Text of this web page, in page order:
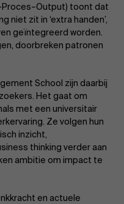
toont dat
niet zit in ‘extra handen’,
geïntegreerd worden.
doorbreken patronen
School zijn daarbij
Het gaat om
met een universitair
Ze volgen hun
inzicht,
thinking verder aan
ambitie om impact te
en actuele